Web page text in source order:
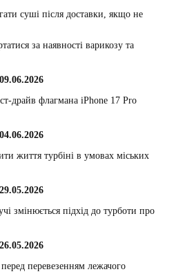
суші після доставки, якщо не
за наявності варикозу та
09.06.2026
драйв флагмана iPhone 17 Pro
04.06.2026
життя турбіні в умовах міських
29.05.2026
змінюється підхід до турботи про
26.05.2026
перевезенням лежачого